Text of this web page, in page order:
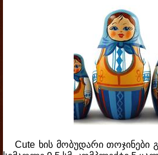
Cute ხის მობუდარი თოჯინები